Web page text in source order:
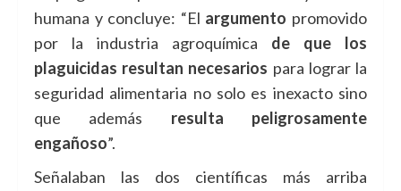
humana y concluye: “El argumento promovido
por la industria agroquímica de que los
plaguicidas resultan necesarios para lograr la
seguridad alimentaria no solo es inexacto sino
que además resulta peligrosamente
engañoso”.
Señalaban las dos científicas más arriba